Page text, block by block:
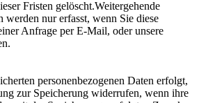
Fristen gelöscht.Weitergehende
werden nur erfasst, wenn Sie diese
Anfrage per E-Mail, oder unsere
personenbezogenen Daten erfolgt,
zur Speicherung widerrufen, wenn ihre